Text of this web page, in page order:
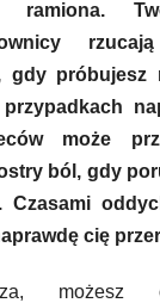
ramiona.
gdy próbujesz
może
ból, gdy
Czasami
cię
możesz